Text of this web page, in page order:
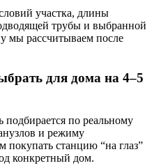
участка, длины
трубы и выбранной
мы рассчитываем после
для дома на 4–5
подбирается по реальному
и режиму
станцию “на глаз”
конкретный дом.